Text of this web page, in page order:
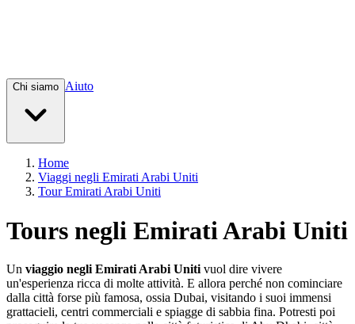
Chi siamo Aiuto
Home
Viaggi negli Emirati Arabi Uniti
Tour Emirati Arabi Uniti
Tours negli Emirati Arabi Uniti
Un viaggio negli Emirati Arabi Uniti vuol dire vivere
un'esperienza ricca di molte attività. E allora perché non cominciare
dalla città forse più famosa, ossia Dubai, visitando i suoi immensi
grattacieli, centri commerciali e spiagge di sabbia fina. Potresti poi